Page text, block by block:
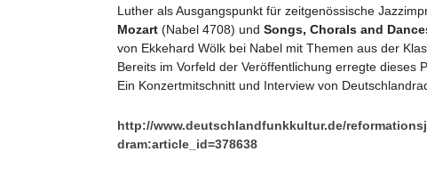
Luther als Ausgangspunkt für zeitgenössische
Mozart (Nabel 4708) und Songs, Chorals and
von Ekkehard Wölk bei Nabel mit Themen aus der
Bereits im Vorfeld der Veröffentlichung erregte dieses
Ein Konzertmitschnitt und Interview von
http://www.deutschlandfunkkultur.de/
dram:article_id=378638